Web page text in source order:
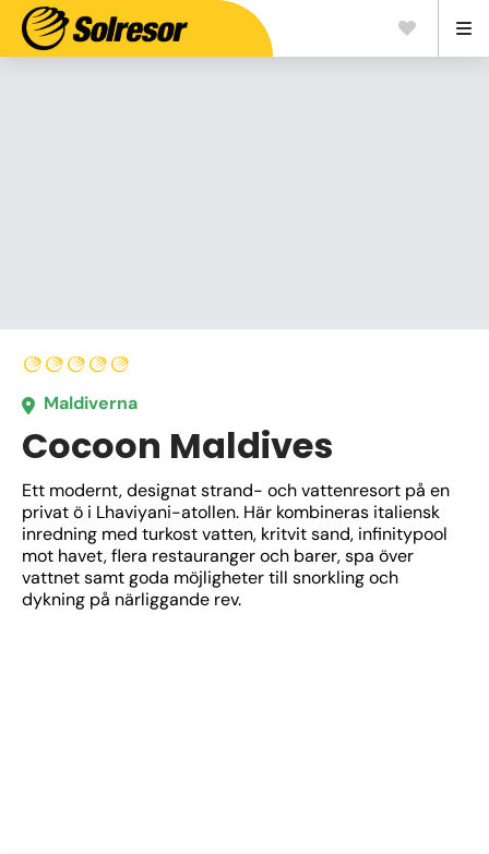
Maldiverna
Cocoon Maldives
Ett modernt, designat strand- och vattenresort på en
privat ö i Lhaviyani-atollen. Här kombineras italiensk
inredning med turkost vatten, kritvit sand, infinitypool
mot havet, flera restauranger och barer, spa över
vattnet samt goda möjligheter till snorkling och
dykning på närliggande rev.